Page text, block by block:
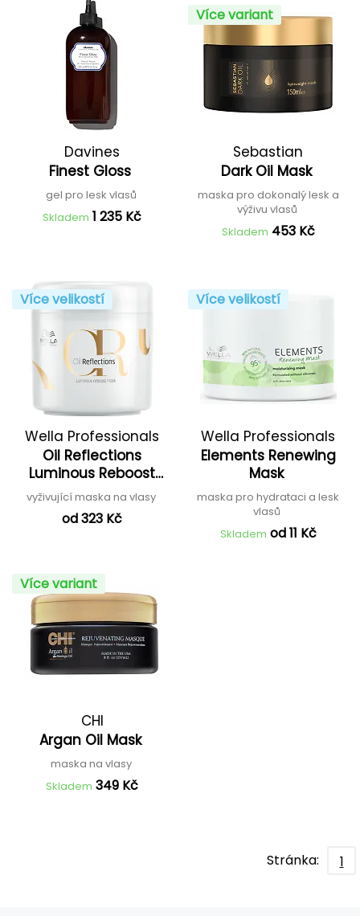
Davines
Finest Gloss
gel pro lesk vlasů
Skladem 1 235 Kč
Více variant
Sebastian
Dark Oil Mask
maska pro dokonalý lesk a
výživu vlasů
Skladem 453 Kč
Více velikostí
Wella Professionals
Oil Reflections
Luminous Reboost
Mask
vyživující maska na vlasy
od 323 Kč
Více velikostí
Wella Professionals
Elements Renewing
Mask
maska pro hydrataci a lesk
vlasů
Skladem od 11 Kč
Více variant
CHI
Argan Oil Mask
maska na vlasy
Skladem 349 Kč
Stránka: 1